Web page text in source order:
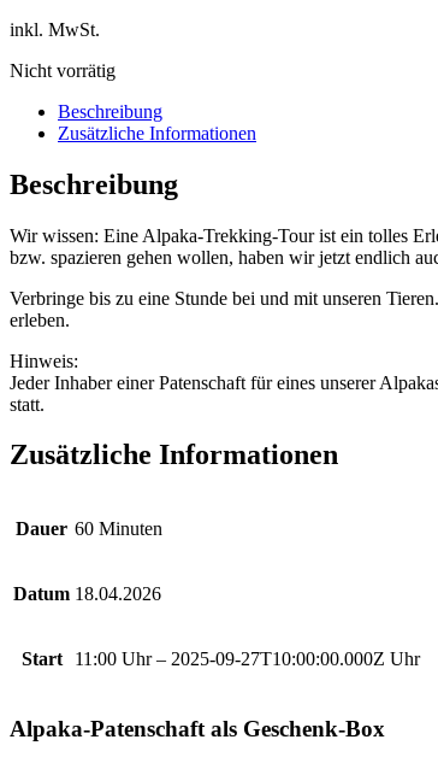
inkl. MwSt.
Nicht vorrätig
Beschreibung
Zusätzliche Informationen
Beschreibung
Wir wissen: Eine Alpaka-Trekking-Tour ist ein tolles
bzw. spazieren gehen wollen, haben wir jetzt endlich
Verbringe bis zu eine Stunde bei und mit unseren
erleben.
Hinweis:
Jeder Inhaber einer Patenschaft für eines unserer
statt.
Zusätzliche Informationen
Dauer 60 Minuten
Datum 18.04.2026
Start 11:00 Uhr – 2025-09-27T10:00:00.000Z Uhr
Alpaka-Patenschaft als Geschenk-Box